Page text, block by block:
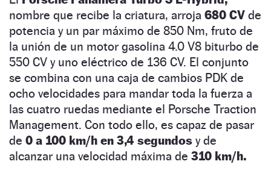
nombre que recibe la criatura, arroja 680 CV de
potencia y un par máximo de 850 Nm, fruto de
la unión de un motor gasolina 4.0 V8 biturbo de
550 CV y uno eléctrico de 136 CV. El conjunto
se combina con una caja de cambios PDK de
ocho velocidades para mandar toda la fuerza a
las cuatro ruedas mediante el Porsche Traction
Management. Con todo ello, es capaz de pasar
de 0 a 100 km/h en 3,4 segundos y de
alcanzar una velocidad máxima de 310 km/h.